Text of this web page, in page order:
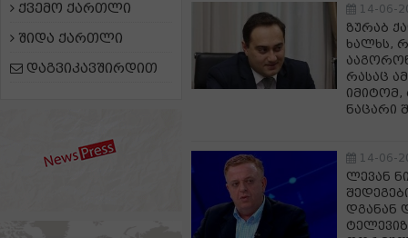
ქვემო ქართლი
შიდა ქართლი
დაგვიკავშირდით
14-06-
ზურაბ
ხალხს,
რასაც
იმიტომ,
ნაცარი
14-06-
ლევან
დგანან